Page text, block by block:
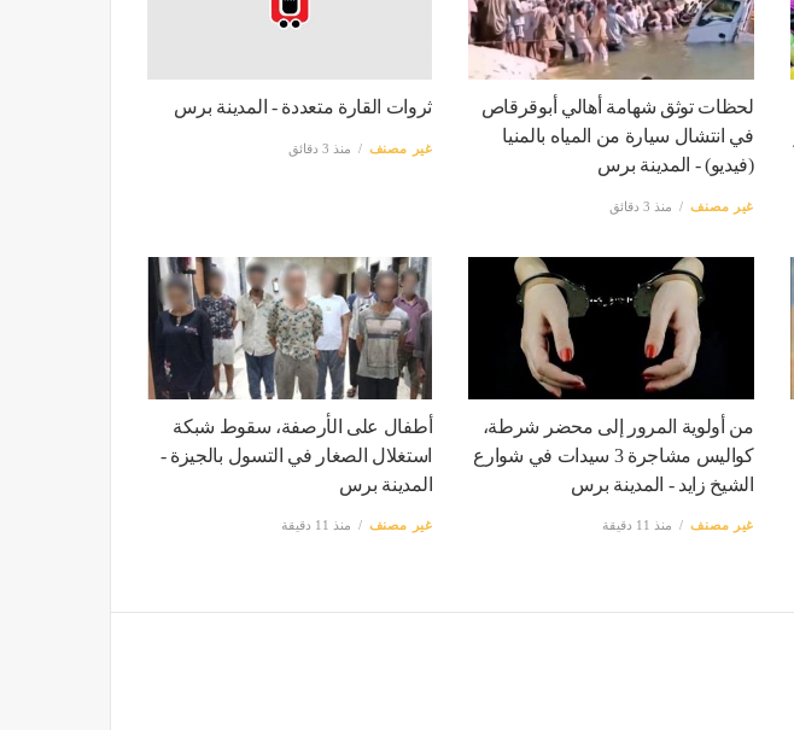
لحظات توثق شهامة أهالي أبوقرقاص
في انتشال سيارة من المياه بالمنيا
(فيديو) - المدينة برس
غير مصنف منذ 3 دقائق
ثروات القارة متعددة - المدينة برس
غير مصنف منذ 3 دقائق
من أولوية المرور إلى محضر شرطة،
كواليس مشاجرة 3 سيدات في شوارع
الشيخ زايد - المدينة برس
غير مصنف منذ 11 دقيقة
أطفال على الأرصفة، سقوط شبكة
استغلال الصغار في التسول بالجيزة -
المدينة برس
غير مصنف منذ 11 دقيقة